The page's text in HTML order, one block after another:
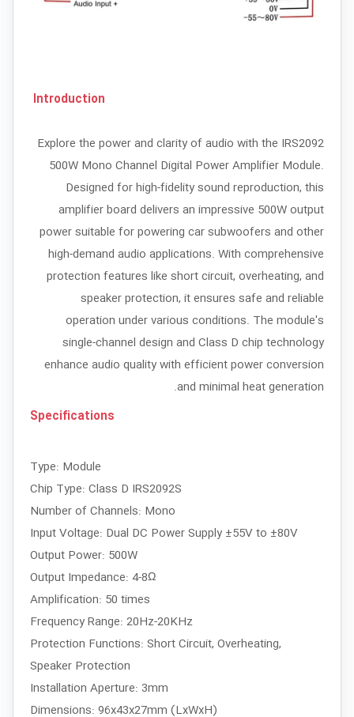
Introduction
Explore the power and clarity of audio with the IRS2092
500W Mono Channel Digital Power Amplifier Module.
Designed for high-fidelity sound reproduction, this
amplifier board delivers an impressive 500W output
power suitable for powering car subwoofers and other
high-demand audio applications. With comprehensive
protection features like short circuit, overheating, and
speaker protection, it ensures safe and reliable
operation under various conditions. The module's
single-channel design and Class D chip technology
enhance audio quality with efficient power conversion
and minimal heat generation.
Specifications
Type: Module
Chip Type: Class D IRS2092S
Number of Channels: Mono
Input Voltage: Dual DC Power Supply ±55V to ±80V
Output Power: 500W
Output Impedance: 4-8Ω
Amplification: 50 times
Frequency Range: 20Hz-20KHz
Protection Functions: Short Circuit, Overheating,
Speaker Protection
Installation Aperture: 3mm
Dimensions: 96x43x27mm (LxWxH)